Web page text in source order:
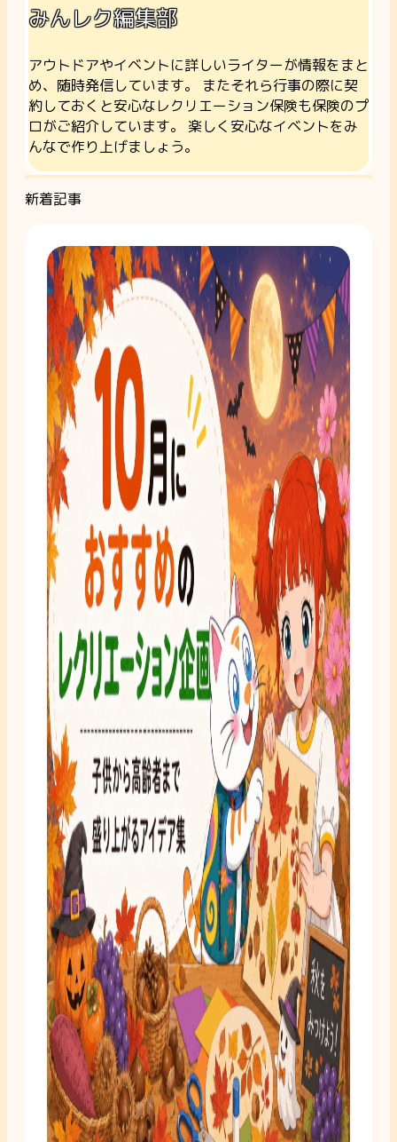
みんレク編集部
アウトドアやイベントに詳しいライターが情報をまと
め、随時発信しています。 またそれら行事の際に契
約しておくと安心なレクリエーション保険も保険のプ
ロがご紹介しています。 楽しく安心なイベントをみ
んなで作り上げましょう。
新着記事